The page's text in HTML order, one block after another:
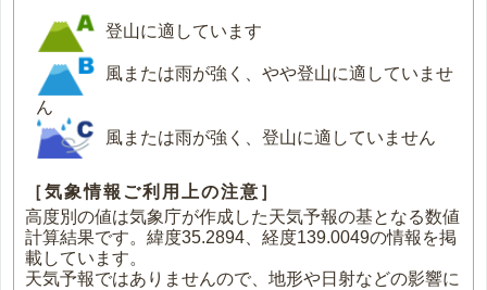
登山に適しています
風または雨が強く、やや登山に適していませ
ん
風または雨が強く、登山に適していません
［気象情報ご利用上の注意］
高度別の値は気象庁が作成した天気予報の基となる数値
計算結果です。緯度35.2894、経度139.0049の情報を掲
載しています。
天気予報ではありませんので、地形や日射などの影響に